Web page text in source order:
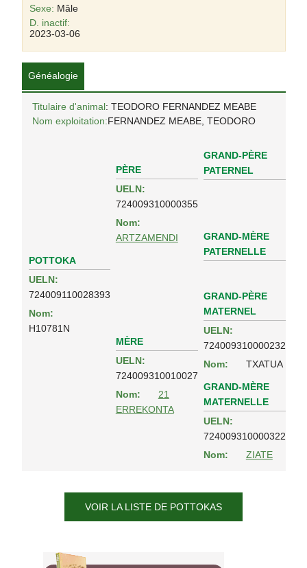
Sexe: Mâle
D. inactif:
2023-03-06
Généalogie
Titulaire d'animal: TEODORO FERNANDEZ MEABE
Nom exploitation:FERNANDEZ MEABE, TEODORO
POTTOKA
UELN:
724009110028393
Nom:
H10781N
PÈRE
UELN:
724009310000355
Nom:
ARTZAMENDI
GRAND-PÈRE
PATERNEL
GRAND-MÈRE
PATERNELLE
MÈRE
UELN:
724009310010027
Nom:
21
ERREKONTA
GRAND-PÈRE
MATERNEL
UELN:
724009310000232
Nom:
TXATUA
GRAND-MÈRE
MATERNELLE
UELN:
724009310000322
Nom:
ZIATE
VOIR LA LISTE DE POTTOKAS